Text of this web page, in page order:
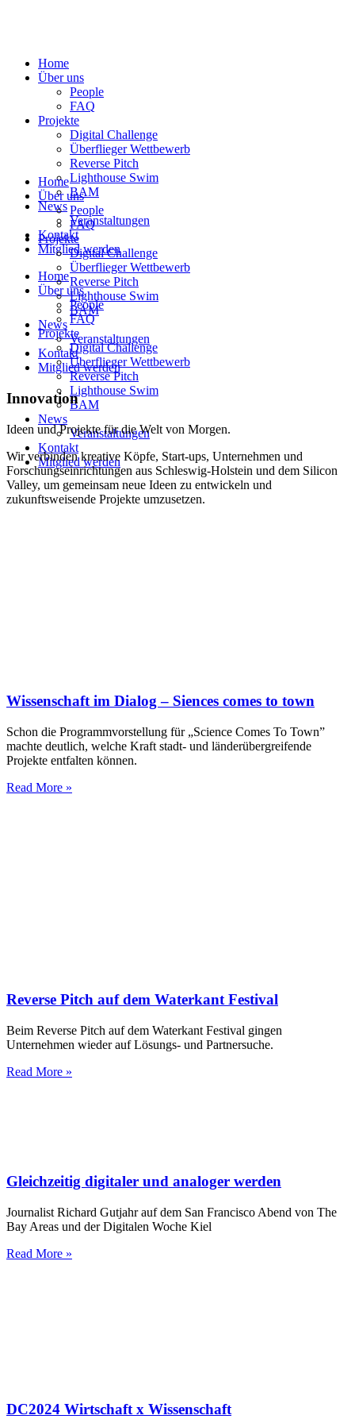
Home
Über uns
People
FAQ
Projekte
Digital Challenge
Überflieger Wettbewerb
Reverse Pitch
Lighthouse Swim
BAM
News
Veranstaltungen
Kontakt
Mitglied werden
Home
Über uns
People
FAQ
Projekte
Digital Challenge
Überflieger Wettbewerb
Reverse Pitch
Lighthouse Swim
BAM
News
Veranstaltungen
Kontakt
Mitglied werden
Home
Über uns
People
FAQ
Projekte
Digital Challenge
Überflieger Wettbewerb
Reverse Pitch
Lighthouse Swim
BAM
News
Veranstaltungen
Kontakt
Mitglied werden
Innovation
Ideen und Projekte für die Welt von Morgen.
Wir verbinden kreative Köpfe, Start-ups, Unternehmen und
Forschungseinrichtungen aus Schleswig-Holstein und dem Silicon
Valley, um gemeinsam neue Ideen zu entwickeln und
zukunftsweisende Projekte umzusetzen.
Wissenschaft im Dialog – Siences comes to town
Schon die Programmvorstellung für „Science Comes To Town”
machte deutlich, welche Kraft stadt- und länderübergreifende
Projekte entfalten können.
Read More »
Reverse Pitch auf dem Waterkant Festival
Beim Reverse Pitch auf dem Waterkant Festival gingen
Unternehmen wieder auf Lösungs- und Partnersuche.
Read More »
Gleichzeitig digitaler und analoger werden
Journalist Richard Gutjahr auf dem San Francisco Abend von The
Bay Areas und der Digitalen Woche Kiel
Read More »
DC2024 Wirtschaft x Wissenschaft